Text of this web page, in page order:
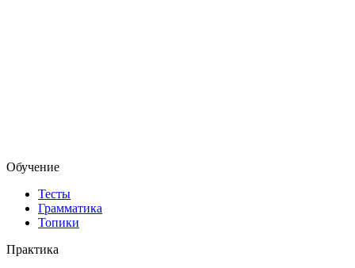
Обучение
Тесты
Грамматика
Топики
Практика